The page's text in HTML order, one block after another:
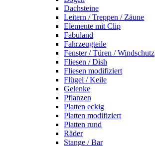
Dachsteine
Leitern / Treppen / Zäune
Elemente mit Clip
Fabuland
Fahrzeugteile
Fenster / Türen / Windschutz
Fliesen / Dish
Fliesen modifiziert
Flügel / Keile
Gelenke
Pflanzen
Platten eckig
Platten modifiziert
Platten rund
Räder
Stange / Bar